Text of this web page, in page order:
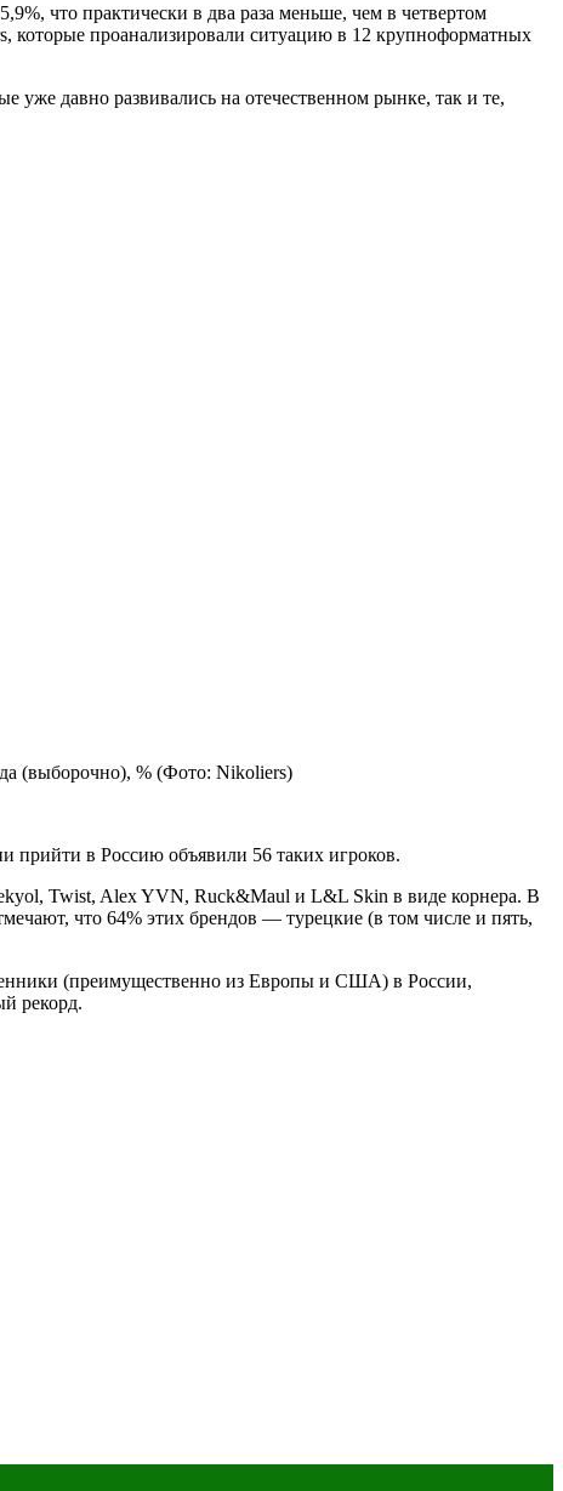
что практически в два раза меньше, чем в четвертом
которые проанализировали ситуацию в 12 крупноформатных
давно развивались на отечественном рынке, так и те,
(выборочно), % (Фото: Nikoliers)
прийти в Россию объявили 56 таких игроков.
Twist, Alex YVN, Ruck&Maul и L&L Skin в виде корнера. В
что 64% этих брендов — турецкие (в том числе и пять,
(преимущественно из Европы и США) в России,
рекорд.